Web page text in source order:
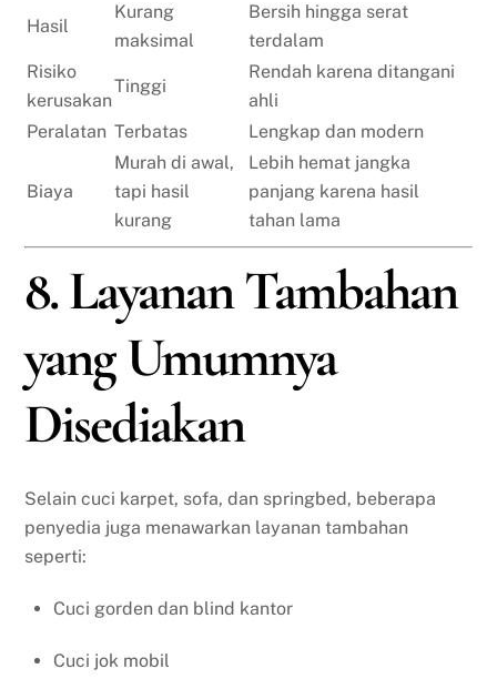
Hasil
Kurang
maksimal
Bersih hingga serat
terdalam
Risiko
kerusakan
Tinggi
Rendah karena ditangani
ahli
Peralatan Terbatas Lengkap dan modern
Biaya
Murah di awal,
tapi hasil
kurang
Lebih hemat jangka
panjang karena hasil
tahan lama
8. Layanan Tambahan
yang Umumnya
Disediakan
Selain cuci karpet, sofa, dan springbed, beberapa
penyedia juga menawarkan layanan tambahan
seperti:
Cuci gorden dan blind kantor
Cuci jok mobil